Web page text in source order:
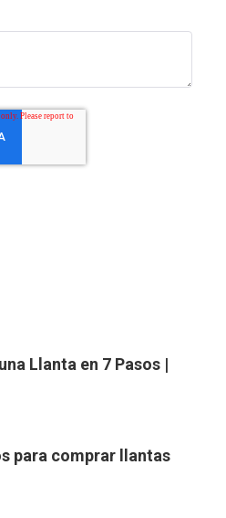
Llanta en 7 Pasos |
para comprar llantas